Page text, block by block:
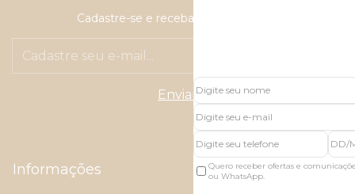
Quero receber ofertas e
ou WhatsApp.
Cadastre-se e receba nossas ofertas.
Informações